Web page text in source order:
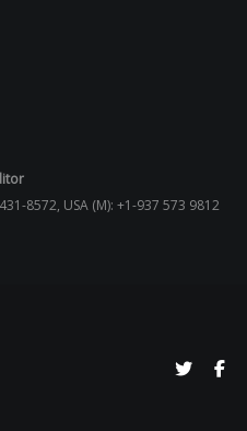
8572, USA (M): +1-937 573 9812